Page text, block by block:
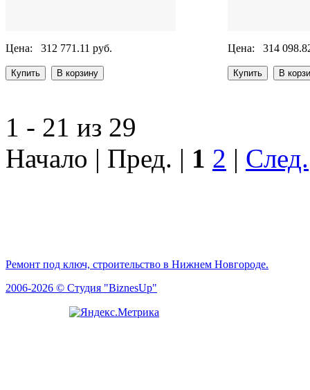
Цена: 312 771.11 руб. Цена: 314
1 - 21 из 29
Начало | Пред. | 1 2 | След.
Ремонт под ключ, строительство в Нижнем Новгороде.
2006-2026 © Студия "BiznesUp"